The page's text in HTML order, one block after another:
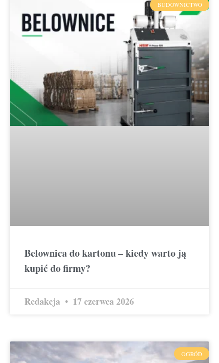
BUDOWNICTWO
Belownica do kartonu – kiedy warto ją
kupić do firmy?
Redakcja 17 czerwca 2026
OGRÓD